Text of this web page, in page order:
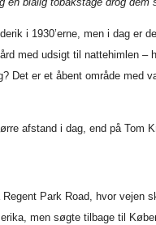
i 1930’erne, men i dag er
med udsigt til nattehimlen –
Det er et åbent område
afstand i dag, end på Tom
Park Road, hvor
men søgte tilbage til